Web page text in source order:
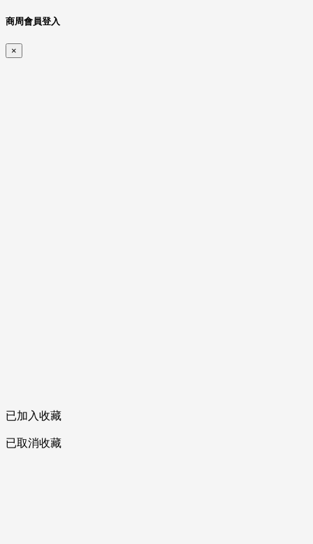
商周會員登入
×
已加入收藏
已取消收藏